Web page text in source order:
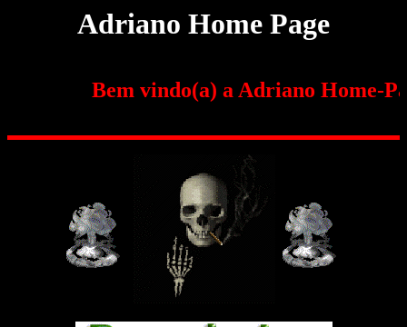
Adriano Home Page
Bem vindo(a) a Adriano Home-